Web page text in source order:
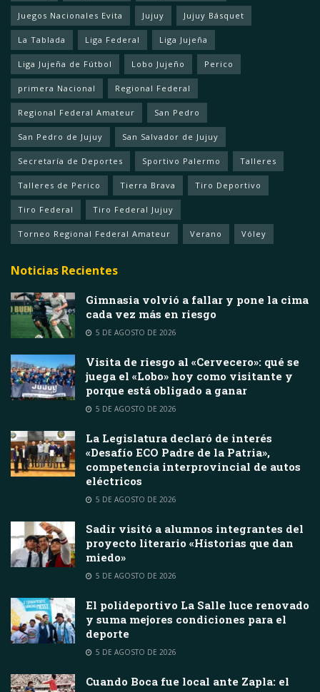
Juegos Nacionales Evita Jujuy Jujuy Básquet
La Tablada Liga Federal Liga Jujeña
Liga Jujeña de Fútbol Lobo Jujeño Perico
primera Nacional Regional Federal
Regional Federal Amateur San Pedro
San Pedro de Jujuy San Salvador de Jujuy
Secretaría de Deportes Sportivo Palermo Talleres
Talleres de Perico Tierra Brava Tiro Deportivo
Tiro Federal Tiro Federal Jujuy
Torneo Regional Federal Amateur Verano Vóley
Noticias Recientes
Gimnasia volvió a fallar y pone la cima
cada vez más en riesgo
5 DE AGOSTO DE 2026
Visita de riesgo al «Cervecero»: qué se
juega el «Lobo» hoy como visitante y
porque está obligado a ganar
5 DE AGOSTO DE 2026
La Legislatura declaró de interés
«Desafío ECO Padre de la Patria»,
competencia interprovincial de autos
eléctricos
5 DE AGOSTO DE 2026
Sadir visitó a alumnos integrantes del
proyecto literario «Historias que dan
miedo»
5 DE AGOSTO DE 2026
El polideportivo La Salle luce renovado
y suma mejores condiciones para el
deporte
5 DE AGOSTO DE 2026
Cuando Boca fue local ante Zapla: el